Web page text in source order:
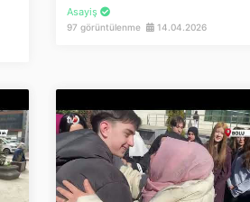
Asayiş
97 görüntülenme 14.04.2026